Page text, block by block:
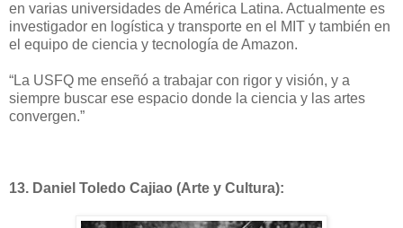
en varias universidades de América Latina. Actualmente es
investigador en logística y transporte en el MIT y también en
el equipo de ciencia y tecnología de Amazon.
“La USFQ me enseñó a trabajar con rigor y visión, y a
siempre buscar ese espacio donde la ciencia y las artes
convergen.”
13. Daniel Toledo Cajiao (Arte y Cultura):